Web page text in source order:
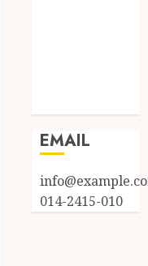
EMAIL
014-2415-010